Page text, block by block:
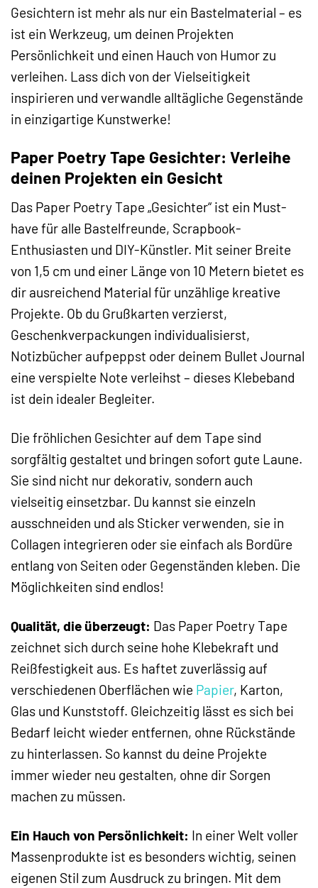
Gesichtern ist mehr als nur ein Bastelmaterial – es
ist ein Werkzeug, um deinen Projekten
Persönlichkeit und einen Hauch von Humor zu
verleihen. Lass dich von der Vielseitigkeit
inspirieren und verwandle alltägliche Gegenstände
in einzigartige Kunstwerke!
Paper Poetry Tape Gesichter: Verleihe
deinen Projekten ein Gesicht
Das Paper Poetry Tape „Gesichter“ ist ein Must-
have für alle Bastelfreunde, Scrapbook-
Enthusiasten und DIY-Künstler. Mit seiner Breite
von 1,5 cm und einer Länge von 10 Metern bietet es
dir ausreichend Material für unzählige kreative
Projekte. Ob du Grußkarten verzierst,
Geschenkverpackungen individualisierst,
Notizbücher aufpeppst oder deinem Bullet Journal
eine verspielte Note verleihst – dieses Klebeband
ist dein idealer Begleiter.
Die fröhlichen Gesichter auf dem Tape sind
sorgfältig gestaltet und bringen sofort gute Laune.
Sie sind nicht nur dekorativ, sondern auch
vielseitig einsetzbar. Du kannst sie einzeln
ausschneiden und als Sticker verwenden, sie in
Collagen integrieren oder sie einfach als Bordüre
entlang von Seiten oder Gegenständen kleben. Die
Möglichkeiten sind endlos!
Qualität, die überzeugt: Das Paper Poetry Tape
zeichnet sich durch seine hohe Klebekraft und
Reißfestigkeit aus. Es haftet zuverlässig auf
verschiedenen Oberflächen wie Papier, Karton,
Glas und Kunststoff. Gleichzeitig lässt es sich bei
Bedarf leicht wieder entfernen, ohne Rückstände
zu hinterlassen. So kannst du deine Projekte
immer wieder neu gestalten, ohne dir Sorgen
machen zu müssen.
Ein Hauch von Persönlichkeit: In einer Welt voller
Massenprodukte ist es besonders wichtig, seinen
eigenen Stil zum Ausdruck zu bringen. Mit dem